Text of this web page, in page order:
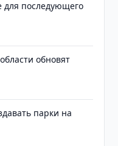
для последующего
обновят
парки на